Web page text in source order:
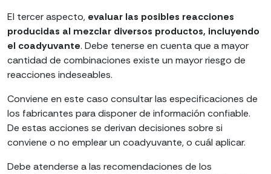
El tercer aspecto, evaluar las posibles reacciones
producidas al mezclar diversos productos, incluyendo
el coadyuvante. Debe tenerse en cuenta que a mayor
cantidad de combinaciones existe un mayor riesgo de
reacciones indeseables.
Conviene en este caso consultar las especificaciones de
los fabricantes para disponer de información confiable.
De estas acciones se derivan decisiones sobre si
conviene o no emplear un coadyuvante, o cuál aplicar.
Debe atenderse a las recomendaciones de los